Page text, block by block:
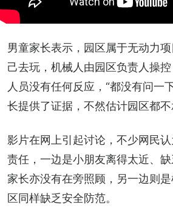
男童家长表示，园区属于无动力
己去玩，机械人由园区负责人操
人员没有任何反应，“都没有问一
长提供了证据，不然估计园区都不
影片在网上引起讨论，不少网民
责任，一边是小朋友离得太近、缺
家长亦没有在旁照顾，另一边则
区同样缺乏安全防范。